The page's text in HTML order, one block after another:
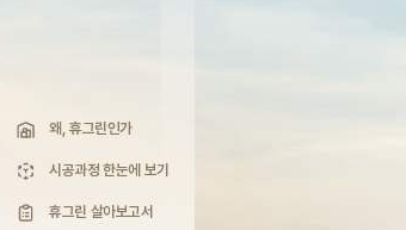
왜, 휴그린인가
시공과정 한눈에 보기
휴그린 살아보고서